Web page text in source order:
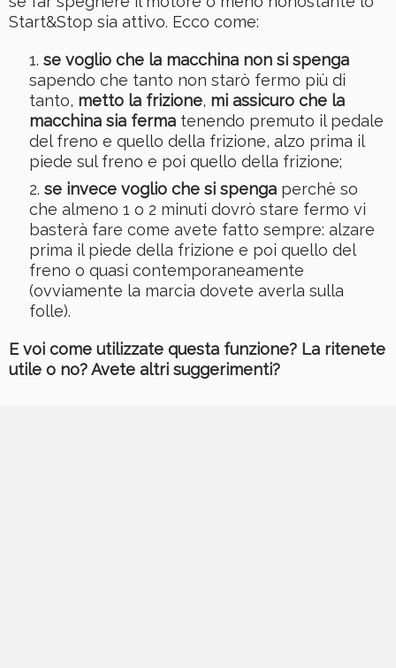
Start&Stop sia attivo. Ecco come:
se voglio che la macchina non si spenga
sapendo che tanto non starò fermo più di
tanto, metto la frizione, mi assicuro che la
macchina sia fermatenendo premuto il pedale
del freno e quello della frizione, alzo prima il
piede sul freno e poi quello della frizione;
se invece voglio che si spengaperchè so
che almeno 1 o 2 minuti dovrò stare fermo vi
basterà fare come avete fatto sempre: alzare
prima il piede della frizione e poi quello del
freno o quasi contemporaneamente
(ovviamente la marcia dovete averla sulla
folle).
E voi come utilizzate questa funzione? La ritenete
utile o no? Avete altri suggerimenti?